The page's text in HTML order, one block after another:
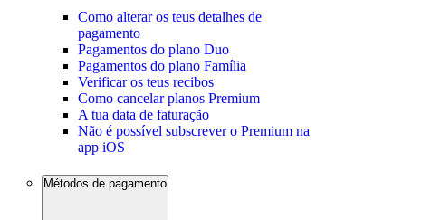
Como alterar os teus detalhes de
pagamento
Pagamentos do plano Duo
Pagamentos do plano Família
Verificar os teus recibos
Como cancelar planos Premium
A tua data de faturação
Não é possível subscrever o Premium na
app iOS
Métodos de pagamento